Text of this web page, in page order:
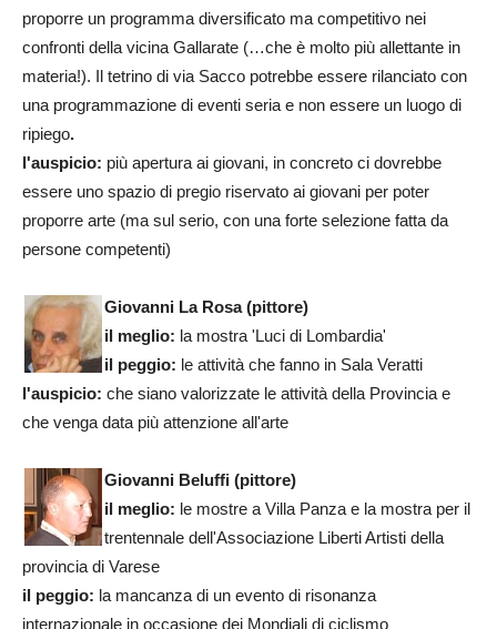
proporre un programma diversificato ma competitivo nei
confronti della vicina Gallarate (…che è molto più allettante in
materia!). Il tetrino di via Sacco potrebbe essere rilanciato con
una programmazione di eventi seria e non essere un luogo di
ripiego.
l'auspicio: più apertura ai giovani, in concreto ci dovrebbe
essere uno spazio di pregio riservato ai giovani per poter
proporre arte (ma sul serio, con una forte selezione fatta da
persone competenti)
Giovanni La Rosa (pittore)
il meglio: la mostra 'Luci di Lombardia'
il peggio: le attività che fanno in Sala Veratti
l'auspicio: che siano valorizzate le attività della Provincia e
che venga data più attenzione all'arte
Giovanni Beluffi (pittore)
il meglio: le mostre a Villa Panza e la mostra per il
trentennale dell'Associazione Liberti Artisti della
provincia di Varese
il peggio: la mancanza di un evento di risonanza
internazionale in occasione dei Mondiali di ciclismo